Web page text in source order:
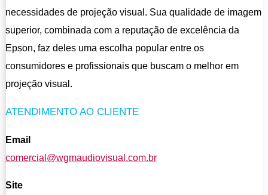
necessidades de projeção visual. Sua qualidade de imagem
superior, combinada com a reputação de excelência da
Epson, faz deles uma escolha popular entre os
consumidores e profissionais que buscam o melhor em
projeção visual.
ATENDIMENTO AO CLIENTE
Email
comercial@wgmaudiovisual.com.br
Site